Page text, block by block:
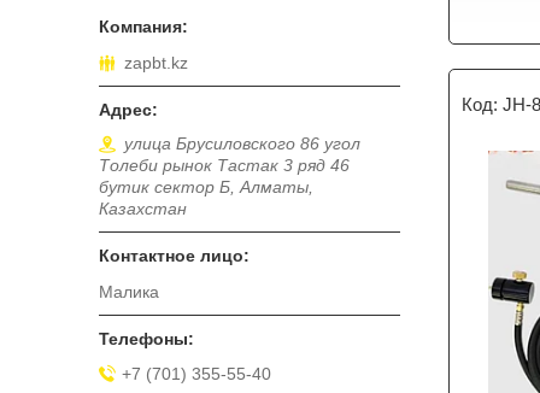
JH-
zapbt.kz
улица Брусиловского 86 угол
Толеби рынок Тастак 3 ряд 46
бутик сектор Б, Алматы,
Казахстан
Малика
+7 (701) 355-55-40